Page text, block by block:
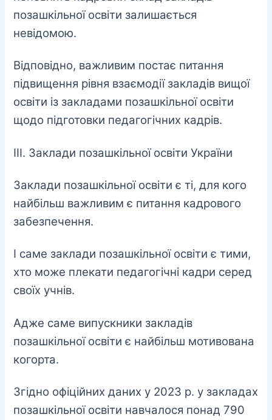
позашкільної освіти залишається
невідомою.
Відповідно, важливим постає питання
підвищення рівня взаємодії закладів вищої
освіти із закладами позашкільної освіти
щодо підготовки педагогічних кадрів.
ІІІ. Заклади позашкільної освіти України
Заклади позашкільної освіти є ті, для кого
найбільш важливим є питання кадрового
забезпечення.
І саме заклади позашкільної освіти є тими,
хто може плекати педагогічні кадри серед
своїх учнів.
Адже саме випускники закладів
позашкільної освіти є найбільш мотивована
когорта.
Згідно офіційних даних у 2023 р. у закладах
позашкільної освіти навчалося понад 790